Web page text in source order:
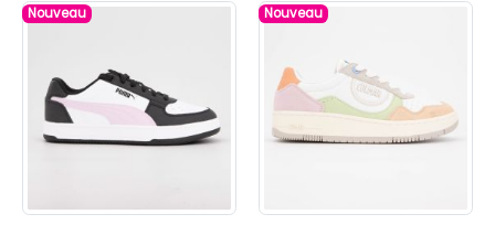
Nouveau Nouveau